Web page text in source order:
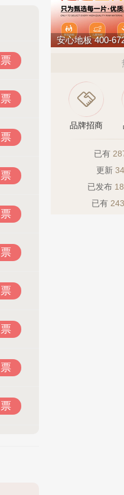
肯帝亚
品牌招商
已有
更新
已发布
已有